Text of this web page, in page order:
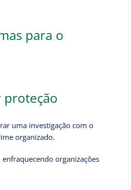
para o
proteção
uma investigação com o
organizado.
enfraquecendo organizações